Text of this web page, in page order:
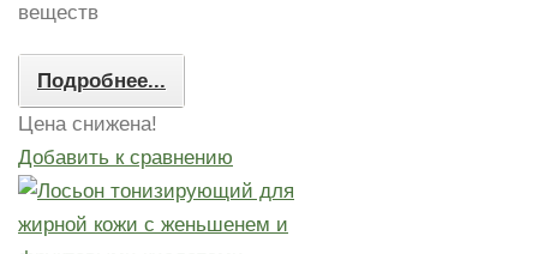
веществ
Подробнее...
Цена снижена!
Добавить к сравнению